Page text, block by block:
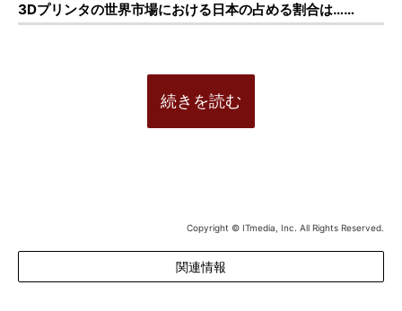
3Dプリンタの世界市場における日本の占める割合は……
続きを読む
Copyright © ITmedia, Inc. All Rights Reserved.
関連情報